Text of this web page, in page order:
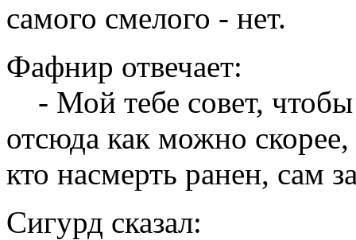
самого смелого - нет.
Фафнир отвечает:
- Мой тебе совет, чтобы
отсюда как можно скорее,
кто насмерть ранен, сам
Сигурд сказал: